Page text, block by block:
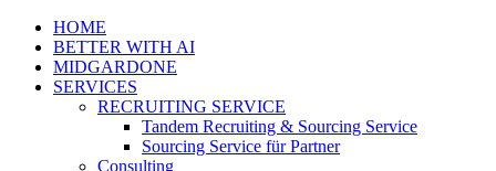
HOME
BETTER WITH AI
MIDGARDONE
SERVICES
RECRUITING SERVICE
Tandem Recruiting & Sourcing Service
Sourcing Service für Partner
Consulting